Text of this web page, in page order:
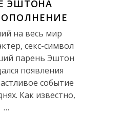
ЭШТОНА
на весь мир
секс-символ
парень Эштон
появления
событие
Как известно,
…